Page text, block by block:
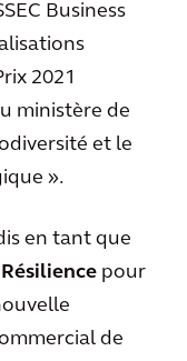
Business
2021
ministère de
et le
».
en tant que
pour
de